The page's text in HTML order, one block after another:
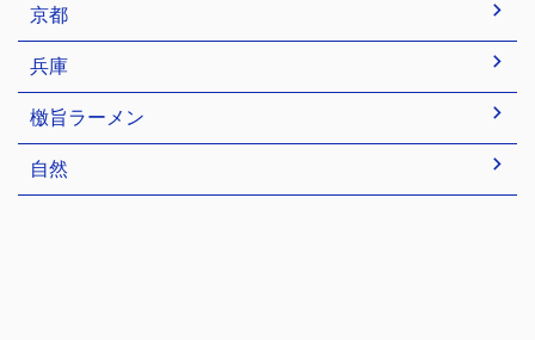
京都
兵庫
檄旨ラーメン
自然